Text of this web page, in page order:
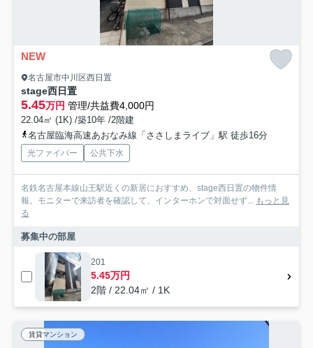
NEW
名古屋市中川区西日置
stage西日置
5.45万円 管理/共益費4,000円
22.04㎡ (1K) /築10年 /2階建
名古屋臨海高速あおなみ線「ささしまライブ」駅 徒歩16分
光ファイバー 公共下水
名鉄名古屋本線山王駅近くの新居におすすめ、stage西日置の物件情
報。モニターで来訪者を確認して、インターホンで対面せず... もっと見
る
募集中の部屋
201
5.45万円
2階 / 22.04㎡ / 1K
賃貸マンション